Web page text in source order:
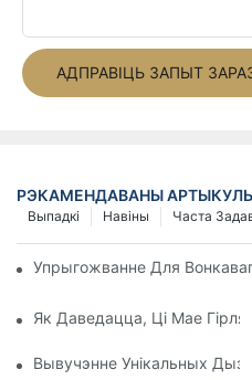
АДПРАВІЦЬ ЗАПЫТ
РЭКАМЕНДАВАНЫ
Часта
Навіны
Выпадкі
Упрыгожванне Для
Як Даведацца, Ці Мае
Вывучэнне Унікальных